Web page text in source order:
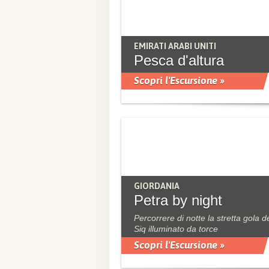
EMIRATI ARABI UNITI
Pesca d'altura
Scopri l'Escursione »
GIORDANIA
Petra by night
Percorrere di notte la stretta gola
Siq illuminato da torce
Scopri l'Escursione »